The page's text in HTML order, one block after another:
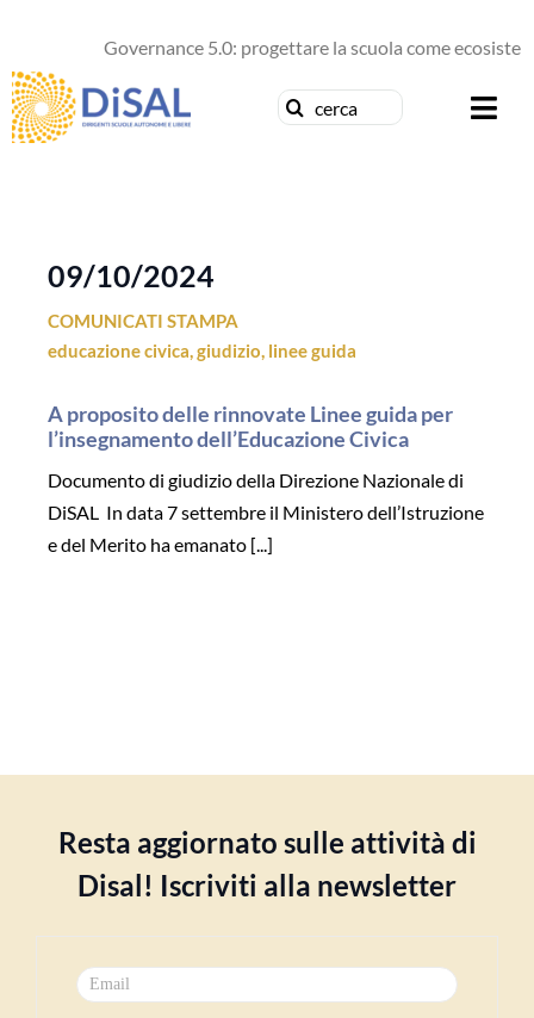
contenuto
Governance 5.0: progettare la scuola come
Cerca
Formazione
Contattaci
09/10/2024
COMUNICATI STAMPA
educazione civica,giudizio, linee guida
A proposito delle rinnovate Linee guida per
l’insegnamento dell’Educazione Civica
Documento di giudizio della Direzione Nazionale di
DiSAL In data 7 settembre il Ministero dell’Istruzione
e del Merito ha emanato [...]
Resta aggiornato sulle attività di
Disal! Iscriviti alla newsletter